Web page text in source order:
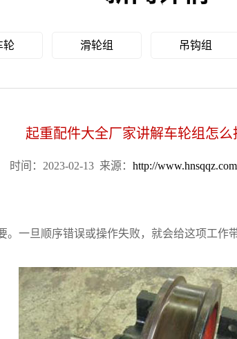
轮 滑轮组 吊钩组
起重配件大全厂家讲解车轮组怎么
时间：2023-02-13 来源： http://
一旦顺序错误或操作失败，就会给这项工